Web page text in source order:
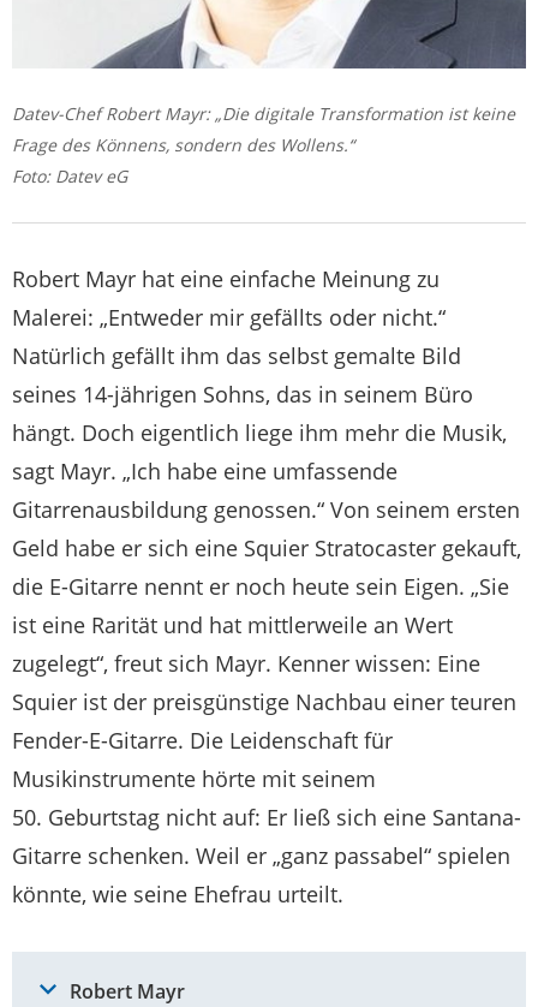
Datev-Chef Robert Mayr: „Die digitale Transformation ist keine
Frage des Könnens, sondern des Wollens.“
Foto: Datev eG
Robert Mayr hat eine einfache Meinung zu
Malerei: „Entweder mir gefällts oder nicht.“
Natürlich gefällt ihm das selbst gemalte Bild
seines 14-jährigen Sohns, das in seinem Büro
hängt. Doch eigentlich liege ihm mehr die Musik,
sagt Mayr. „Ich habe eine umfassende
Gitarrenausbildung genossen.“ Von seinem ersten
Geld habe er sich eine Squier Stratocaster gekauft,
die E-Gitarre nennt er noch heute sein Eigen. „Sie
ist eine Rarität und hat mittlerweile an Wert
zugelegt“, freut sich Mayr. Kenner wissen: Eine
Squier ist der preisgünstige Nachbau einer teuren
Fender-E-Gitarre. Die Leidenschaft für
Musikinstrumente hörte mit seinem
50. Geburtstag nicht auf: Er ließ sich eine Santana-
Gitarre schenken. Weil er „ganz passabel“ spielen
könnte, wie seine Ehefrau urteilt.
Robert Mayr